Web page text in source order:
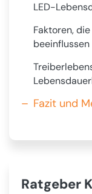
LED-
Faktoren,
beeinflussen
Fazit und
Ratgeber